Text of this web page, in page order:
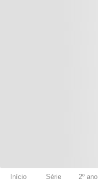
Início Série 2º ano